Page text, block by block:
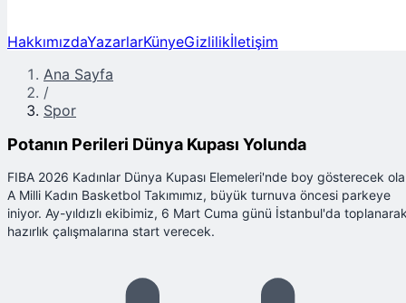
HakkımızdaYazarlarKünyeGizlilikİletişim
Ana Sayfa
/
Spor
Potanın Perileri Dünya Kupası Yolunda
FIBA 2026 Kadınlar Dünya Kupası Elemeleri'nde boy gösterecek
A Milli Kadın Basketbol Takımımız, büyük turnuva öncesi parkeye
iniyor. Ay-yıldızlı ekibimiz, 6 Mart Cuma günü İstanbul'da
hazırlık çalışmalarına start verecek.